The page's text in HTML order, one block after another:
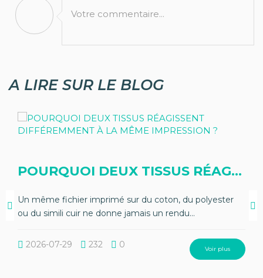
Votre commentaire...
A LIRE SUR LE BLOG
POURQUOI DEUX TISSUS
Un même fichier imprimé sur du coton, du polyester
ou du simili cuir ne donne jamais un rendu...
2026-07-29 232 0 Voir plus